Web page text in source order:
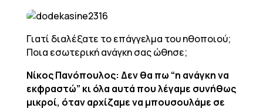
Γιατί διαλέξατε το επάγγελμα του ηθοποιού;
Ποια εσωτερική ανάγκη σας ώθησε;
Νίκος Πανόπουλος: Δεν θα πω “η ανάγκη να
εκφραστώ” κι όλα αυτά που λέγαμε συνήθως
μικροί, όταν αρχίζαμε να μπουσουλάμε σε